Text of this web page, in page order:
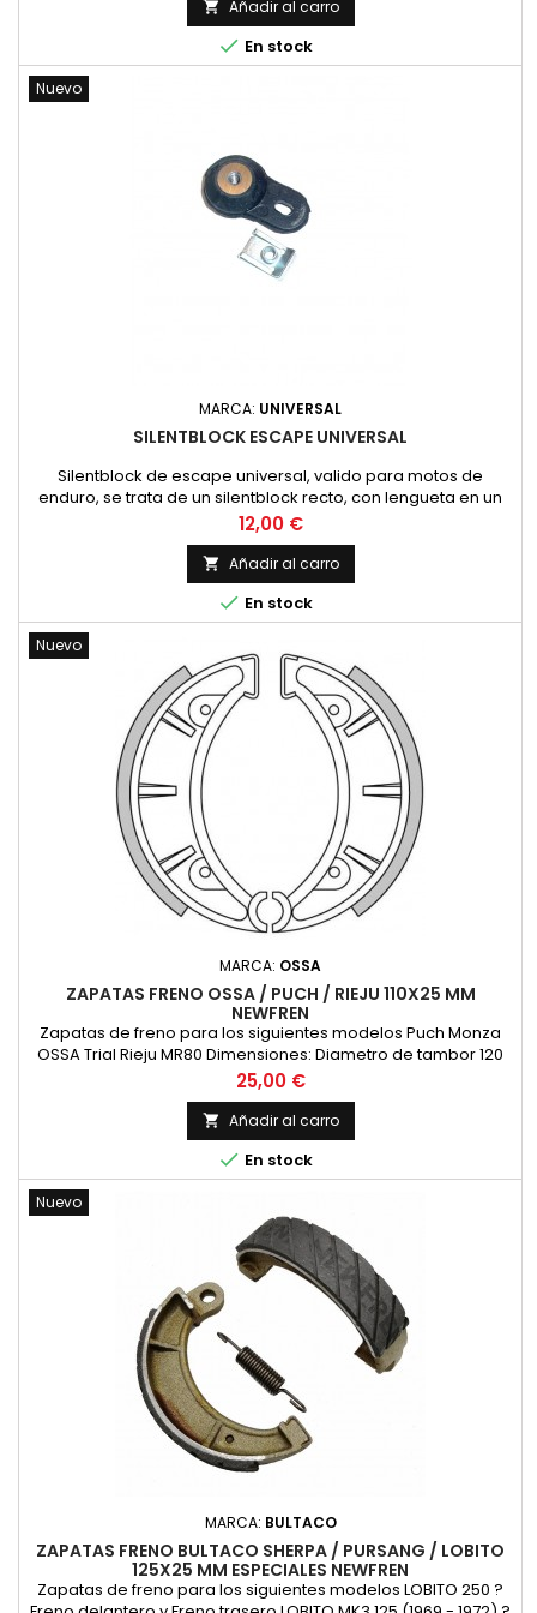
 Añadir al carro
 En stock
Nuevo
MARCA: UNIVERSAL
SILENTBLOCK ESCAPE UNIVERSAL
Silentblock de escape universal, valido para motos de
enduro, se trata de un silentblock recto, con lengueta en un
extremo y rosca de metrica 6 amortiguada
Precio
12,00 €
 Añadir al carro
 En stock
Nuevo
MARCA: OSSA
ZAPATAS FRENO OSSA / PUCH / RIEJU 110X25 MM
NEWFREN
Zapatas de freno para los siguientes modelos Puch Monza
OSSA Trial Rieju MR80 Dimensiones: Diametro de tambor 120
mm. Anchura de Zapata 25 mm.
Precio
25,00 €
 Añadir al carro
 En stock
Nuevo
MARCA: BULTACO
ZAPATAS FRENO BULTACO SHERPA / PURSANG / LOBITO
125X25 MM ESPECIALES NEWFREN
Zapatas de freno para los siguientes modelos LOBITO 250 ?